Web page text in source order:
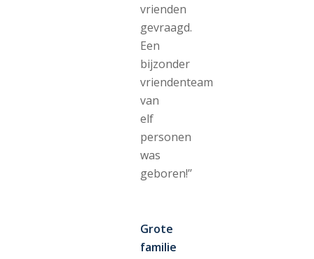
vrienden
gevraagd.
Een
bijzonder
vriendenteam
van
elf
personen
was
geboren!’’
Grote
familie